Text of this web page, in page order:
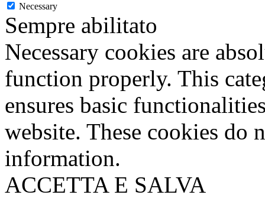
Necessary
Sempre abilitato
Necessary cookies are
function properly. This
ensures basic
website. These cookies do
information.
ACCETTA E SALVA